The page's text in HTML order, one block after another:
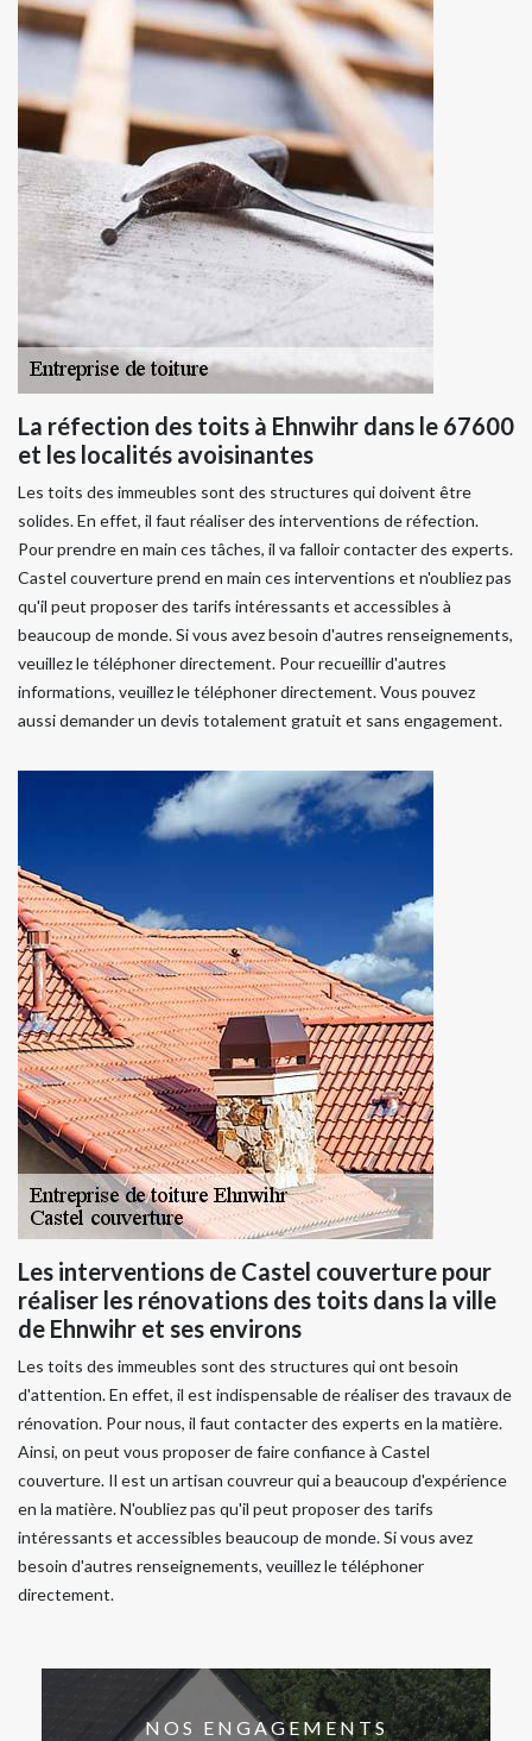
La réfection des toits à Ehnwihr dans le 67600
et les localités avoisinantes
Les toits des immeubles sont des structures qui doivent être
solides. En effet, il faut réaliser des interventions de réfection.
Pour prendre en main ces tâches, il va falloir contacter des experts.
Castel couverture prend en main ces interventions et n'oubliez pas
qu'il peut proposer des tarifs intéressants et accessibles à
beaucoup de monde. Si vous avez besoin d'autres renseignements,
veuillez le téléphoner directement. Pour recueillir d'autres
informations, veuillez le téléphoner directement. Vous pouvez
aussi demander un devis totalement gratuit et sans engagement.
Les interventions de Castel couverture pour
réaliser les rénovations des toits dans la ville
de Ehnwihr et ses environs
Les toits des immeubles sont des structures qui ont besoin
d'attention. En effet, il est indispensable de réaliser des travaux de
rénovation. Pour nous, il faut contacter des experts en la matière.
Ainsi, on peut vous proposer de faire confiance à Castel
couverture. Il est un artisan couvreur qui a beaucoup d'expérience
en la matière. N'oubliez pas qu'il peut proposer des tarifs
intéressants et accessibles beaucoup de monde. Si vous avez
besoin d'autres renseignements, veuillez le téléphoner
directement.
NOS ENGAGEMENTS